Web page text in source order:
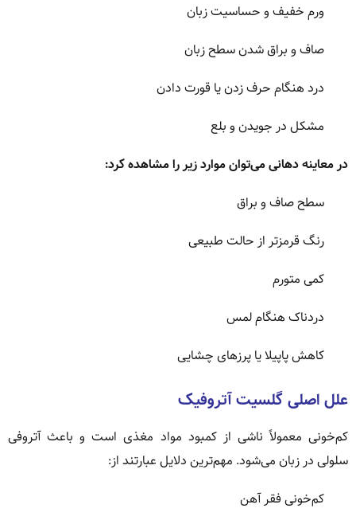
ورم خفیف و حساسیت زبان
صاف و براق شدن سطح زبان
درد هنگام حرف زدن یا قورت دادن
مشکل در جویدن و بلع
در معاینه دهانی می‌توان موارد زیر را مشاهده کرد:
سطح صاف و براق
رنگ قرمزتر از حالت طبیعی
کمی متورم
دردناک هنگام لمس
کاهش پاپیلا یا پرزهای چشایی
علل اصلی گلسیت آتروفیک
کم‌خونی معمولاً ناشی از کمبود مواد مغذی است و باعث آتروفی
سلولی در زبان می‌شود. مهم‌ترین دلایل عبارتند از:
کم‌خونی فقر آهن